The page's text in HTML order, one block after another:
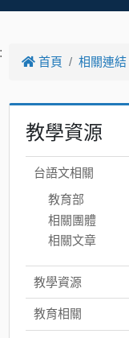
首頁 相關連結
教學資源
台語文相關
教育部
相關團體
相關文章
教學資源
教育相關